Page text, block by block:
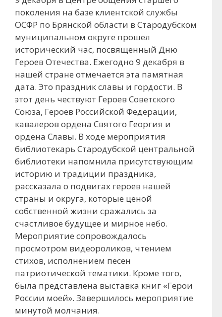
поколения на базе клиентской службы
ОСФР по Брянской области в Стародубском
муниципальном округе прошел
исторический час, посвященный Дню
Героев Отечества. Ежегодно 9 декабря в
нашей стране отмечается эта памятная
дата. Это праздник славы и гордости. В
этот день чествуют Героев Советского
Союза, Героев Российской Федерации,
кавалеров ордена Святого Георгия и
ордена Славы. В ходе мероприятия
библиотекарь Стародубской центральной
библиотеки напомнила присутствующим
историю и традиции праздника,
рассказала о подвигах героев нашей
страны и округа, которые ценой
собственной жизни сражались за
счастливое будущее и мирное небо.
Мероприятие сопровождалось
просмотром видеороликов, чтением
стихов, исполнением песен
патриотической тематики. Кроме того,
была представлена выставка книг «Герои
России моей». Завершилось мероприятие
минутой молчания.